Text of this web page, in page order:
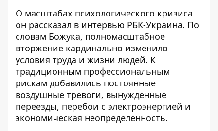
О масштабах психологического кризиса
он рассказал в интервью РБК-Украина. По
словам Божука, полномасштабное
вторжение кардинально изменило
условия труда и жизни людей. К
традиционным профессиональным
рискам добавились постоянные
воздушные тревоги, вынужденные
переезды, перебои с электроэнергией и
экономическая неопределенность.